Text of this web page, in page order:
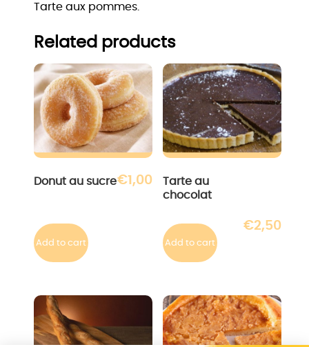
Tarte aux pommes.
Related products
Donut au sucre€1,00
Add to cart
Tarte au
chocolat
€2,50
Add to cart